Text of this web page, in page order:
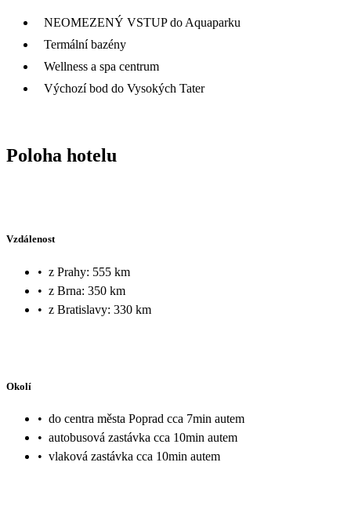
NEOMEZENÝ VSTUP do Aquaparku
Termální bazény
Wellness a spa centrum
Výchozí bod do Vysokých Tater
Poloha hotelu
Vzdálenost
• z Prahy: 555 km
• z Brna: 350 km
• z Bratislavy: 330 km
Okolí
• do centra města Poprad cca 7min autem
• autobusová zastávka cca 10min autem
• vlaková zastávka cca 10min autem